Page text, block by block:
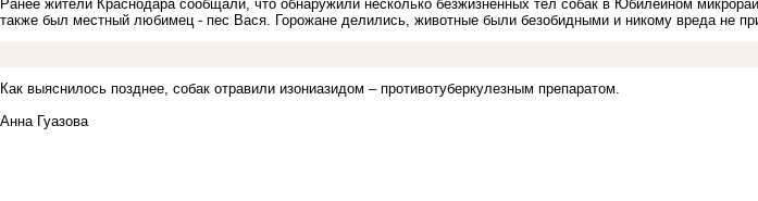
Ранее жители Краснодара сообщали, что обнаружили несколько безжизненных тел собак в Юбилейном
также был местный любимец - пес Вася. Горожане делились, животные были безобидными и никому вреда не
Как выяснилось позднее, собак отравили изониазидом – противотуберкулезным препаратом.
Анна Гуазова